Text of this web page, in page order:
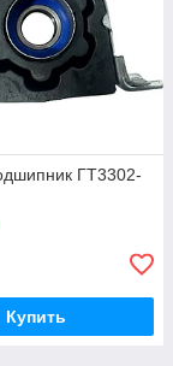
ГТ3302-
Купить